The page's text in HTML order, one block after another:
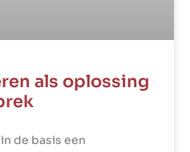
als oplossing
de basis een